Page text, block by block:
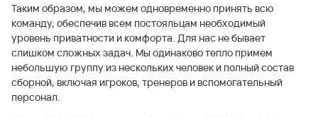
Таким образом, мы можем одновременно принять всю
команду, обеспечив всем постояльцам необходимый
уровень приватности и комфорта. Для нас не бывает
слишком сложных задач. Мы одинаково тепло примем
небольшую группу из нескольких человек и полный состав
сборной, включая игроков, тренеров и вспомогательный
персонал.